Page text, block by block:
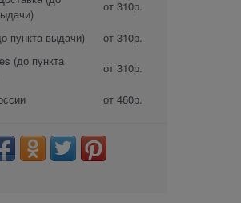
от 310р.
пункта выдачи)
от 310р.
(до пункта
от 310р.
от 460р.